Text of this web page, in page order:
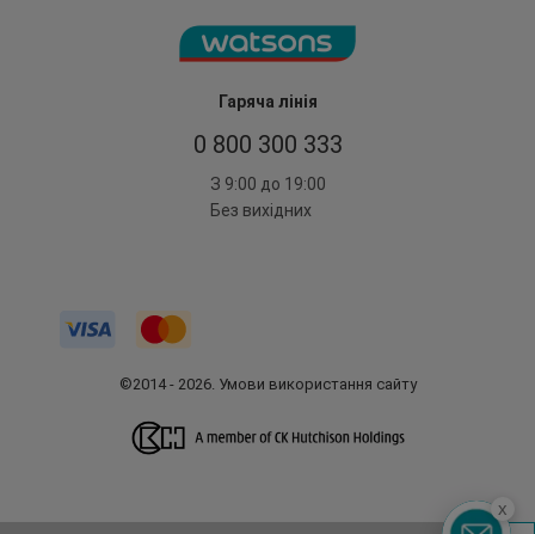
Гаряча лінія
0 800 300 333
З 9:00 до 19:00
Без вихідних
©2014 - 2026. Умови використання сайту
x